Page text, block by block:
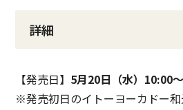
詳細
【発売日】 5月20日（水）10:00～
※発売初日のイトーヨーカドー